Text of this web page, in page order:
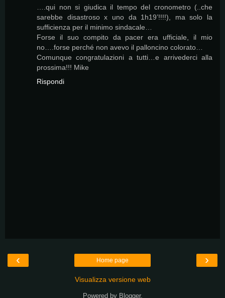
….qui non si giudica il tempo del cronometro (..che
sarebbe disastroso x uno da 1h19’!!!!), ma solo la
sufficienza per il minimo sindacale…
Forse il suo compito da pacer era ufficiale, il mio
no….forse perché non avevo il palloncino colorato…
Comunque congratulazioni a tutti…e arrivederci alla
prossima!!! Mike
Rispondi
‹ ›
Home page
Visualizza versione web
Powered by Blogger.